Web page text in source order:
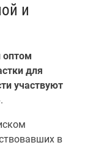
и
оптом
для
участвуют
.
в